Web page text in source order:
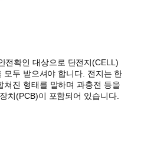
전확인 대상으로 단전지(CELL)
모두 받으셔야 합니다. 전지는 한
쳐진 형태를 말하며 과충전 등을
치(PCB)이 포함되어 있습니다.